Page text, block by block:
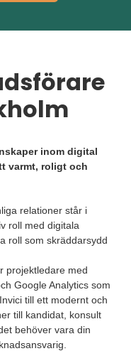
inom digital
varmt, roligt och
relationer står i
roll med digitala
roll som skräddarsydd
projektledare med
Google Analytics som
till ett modernt och
till kandidat, konsult
behöver vara din